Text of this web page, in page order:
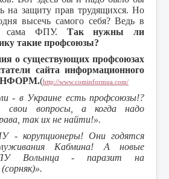
на защиту прав трудящихся. Но
высечь самого себя? Ведь в
сама ФПУ. Так нужны ли
такие профсоюзы?
о существующих профсоюзах
сайта информационного
(http://www.cominformua.com/
- в Украине есть профсоюзы!?
вопросы, а когда надо
так их не найти!».
- корупционеры! Они годятся
Кабмина! А новые
Волынца - паразит на